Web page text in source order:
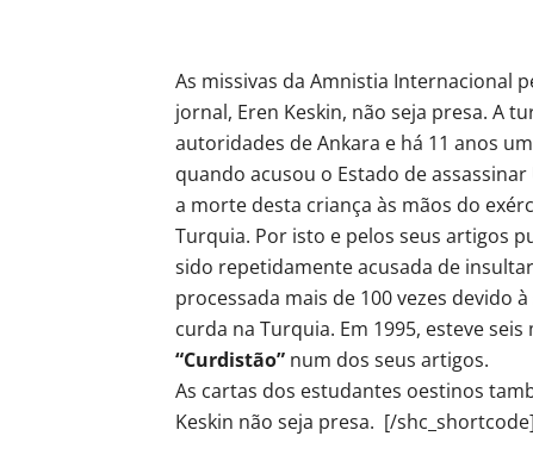
As missivas da Amnistia Internacional
jornal, Eren Keskin, não seja presa. A
autoridades de Ankara e há 11 anos
quando acusou o Estado de
a morte desta criança às mãos do
Turquia. Por isto e pelos seus artigos
sido repetidamente acusada de
processada mais de 100 vezes devido
curda na Turquia. Em 1995, esteve
“Curdistão” num dos seus artigos.
As cartas dos estudantes oestinos
Keskin não seja presa. [/shc_shortcode]